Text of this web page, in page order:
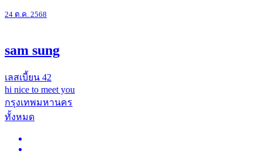
24 ต.ค. 2568
sam sung
เลสเบี้ยน 42
hi nice to meet you
กรุงเทพมหานคร
ทั้งหมด